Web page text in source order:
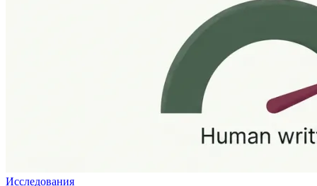
Исследования